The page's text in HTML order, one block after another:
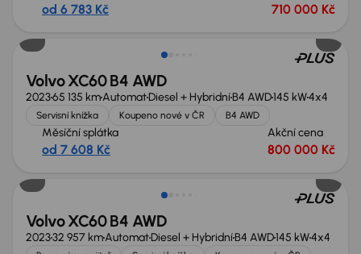
od 6 783 Kč 710 000 Kč
Možnost odpočtu DPH
Volvo XC60 B4 AWD
202365 135 kmAutomatDiesel + HybridníB4 AWD145 kW4x4
Servisní knížka Koupeno nové v ČR B4 AWD
Měsíční splátka
od 7 608 Kč
Akční cena
800 000 Kč
Volvo XC60 B4 AWD
202332 957 kmAutomatDiesel + HybridníB4 AWD145 kW4x4